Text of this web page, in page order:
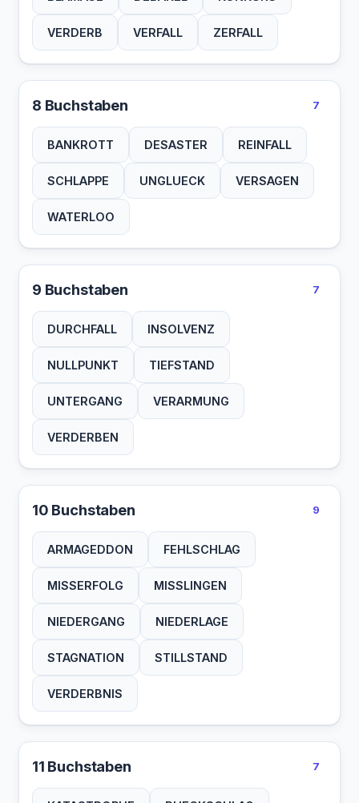
VERDERB VERFALL ZERFALL
8 Buchstaben 7
BANKROTT DESASTER REINFALL
SCHLAPPE UNGLUECK VERSAGEN
WATERLOO
9 Buchstaben 7
DURCHFALL INSOLVENZ
NULLPUNKT TIEFSTAND
UNTERGANG VERARMUNG
VERDERBEN
10 Buchstaben 9
ARMAGEDDON FEHLSCHLAG
MISSERFOLG MISSLINGEN
NIEDERGANG NIEDERLAGE
STAGNATION STILLSTAND
VERDERBNIS
11 Buchstaben 7